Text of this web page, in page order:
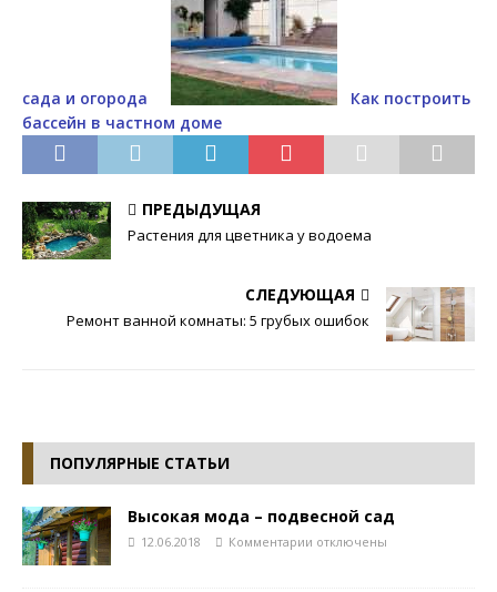
сада и огорода
Как построить
бассейн в частном доме
ПРЕДЫДУЩАЯ
Растения для цветника у водоема
СЛЕДУЮЩАЯ
Ремонт ванной комнаты: 5 грубых ошибок
ПОПУЛЯРНЫЕ СТАТЬИ
Высокая мода – подвесной сад
12.06.2018 Комментарии отключены